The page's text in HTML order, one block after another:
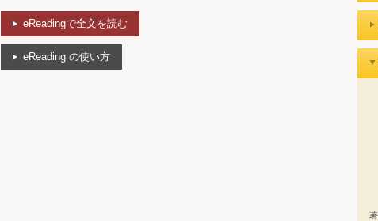
eReadingで全文を読む
eReading の使い方